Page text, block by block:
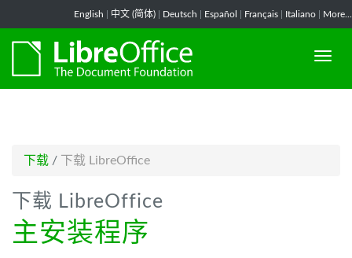
English 中文 (简体) Deutsch Español Français Italiano More...
下载 / 下载 LibreOffice
下载 LibreOffice
主安装程序